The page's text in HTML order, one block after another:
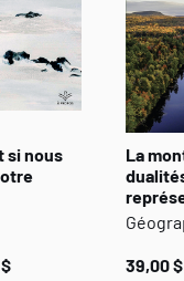
si nous
La
39,00